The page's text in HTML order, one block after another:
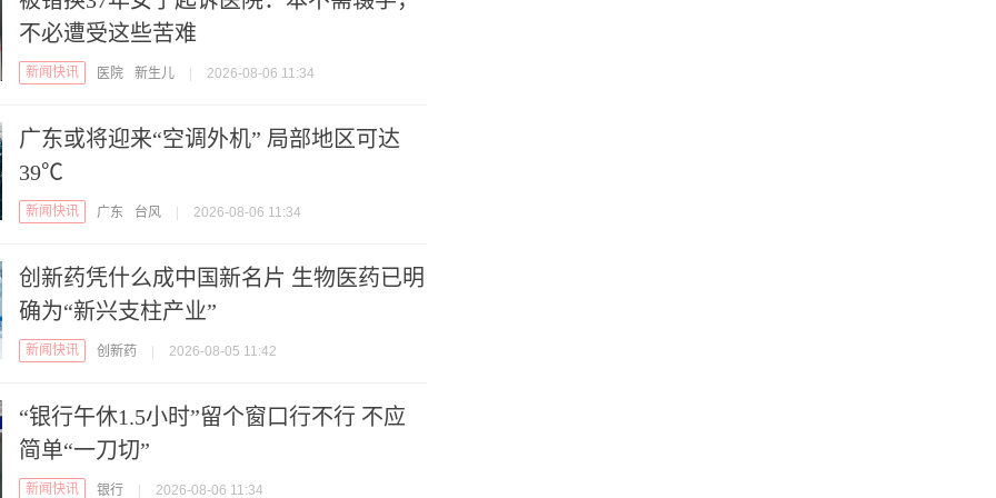
不必遭受这些苦难
新闻快讯 医院 新生儿 2026-08-06 11:34
广东或将迎来“空调外机” 局部地区可达
39℃
新闻快讯 广东 台风 2026-08-06 11:34
创新药凭什么成中国新名片 生物医药已明
确为“新兴支柱产业”
新闻快讯 创新药 2026-08-05 11:42
“银行午休1.5小时”留个窗口行不行 不应
简单“一刀切”
新闻快讯 银行 2026-08-06 11:34